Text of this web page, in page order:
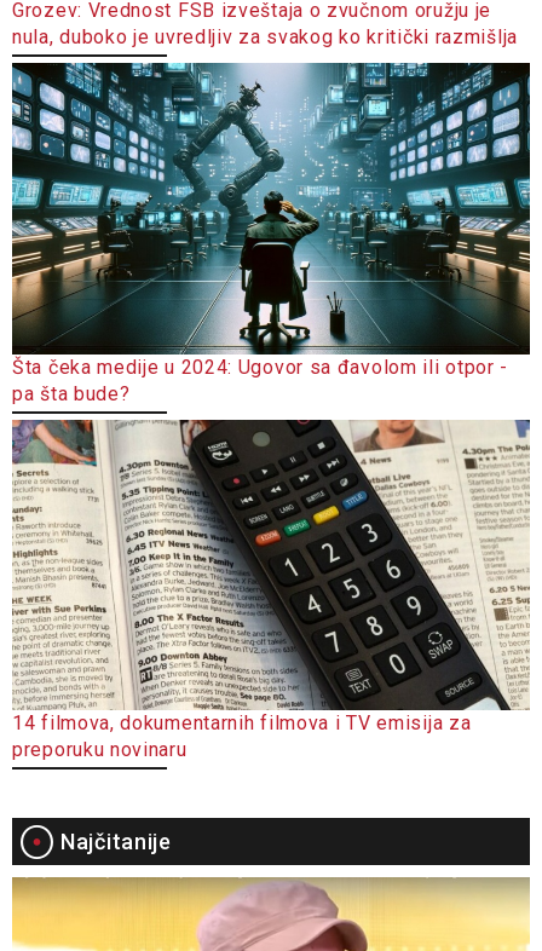
Grozev: Vrednost FSB izveštaja o zvučnom oružju je
nula, duboko je uvredljiv za svakog ko kritički razmišlja
Šta čeka medije u 2024: Ugovor sa đavolom ili otpor -
pa šta bude?
14 filmova, dokumentarnih filmova i TV emisija za
preporuku novinaru
Najčitanije